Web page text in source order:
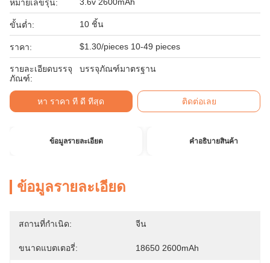
หมายเลขรุ่น:
ขั้นต่ำ: 10 ชิ้น
ราคา: $1.30/pieces 10-49 pieces
รายละเอียดบรรจุ
ภัณฑ์:
บรรจุภัณฑ์มาตรฐาน
หา ราคา ที่ ดี ที่สุด ติดต่อเลย
ข้อมูลรายละเอียด คําอธิบายสินค้า
ข้อมูลรายละเอียด
สถานที่กำเนิด: จีน
ขนาดแบตเตอรี่: 18650 2600mAh